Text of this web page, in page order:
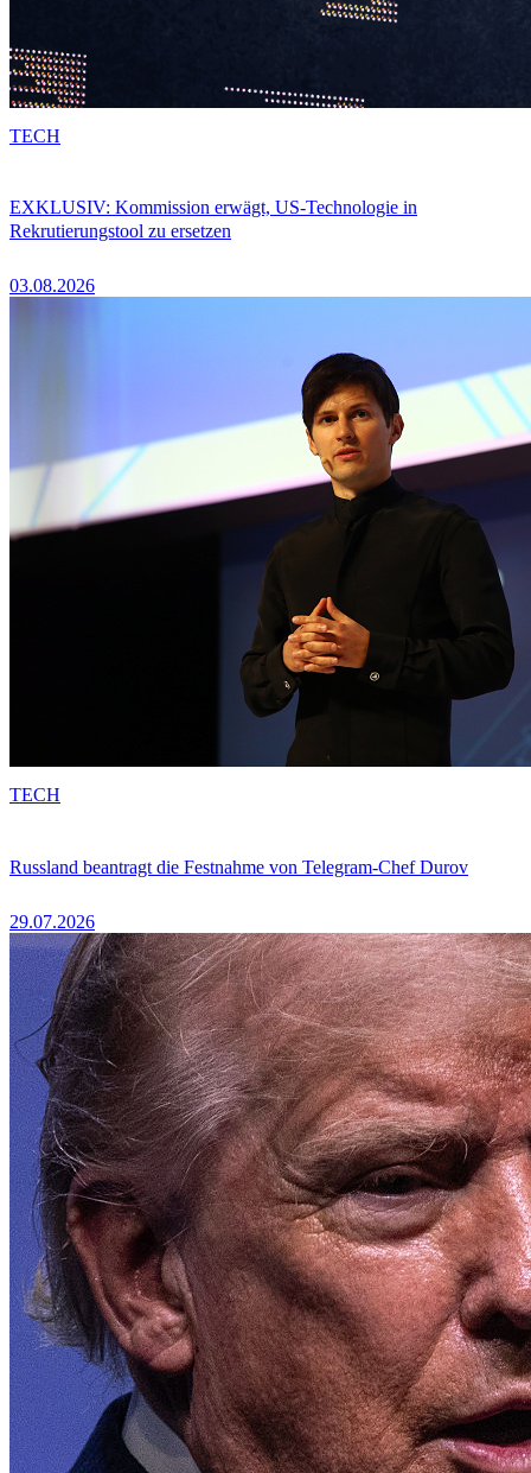
EXKLUSIV: Kommission erwägt, US-Technologie in
Rekrutierungstool zu ersetzen
03.08.2026
TECH
Russland beantragt die Festnahme von Telegram-Chef Durov
29.07.2026
TECH